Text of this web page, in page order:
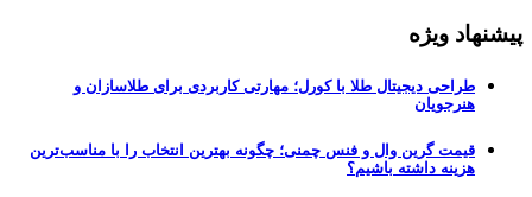
پیشنهاد ویژه
طراحی دیجیتال طلا با کورل؛ مهارتی کاربردی برای طلاسازان و
هنرجویان
قیمت گرین وال و فنس چمنی؛ چگونه بهترین انتخاب را با مناسب‌ترین
هزینه داشته باشیم؟